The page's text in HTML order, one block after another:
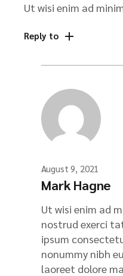
Ut wisi enim ad
Reply to
August 9, 2021
Mark Hagne
Ut wisi enim ad
nostrud exerci
ipsum
nonummy nibh
laoreet dolore